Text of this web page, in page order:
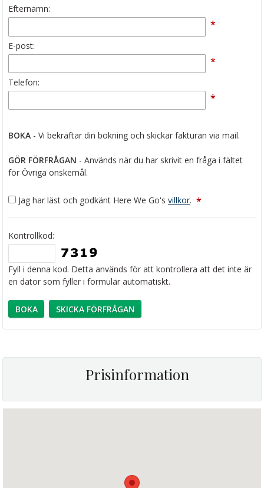
Efternamn:
*
E-post:
*
Telefon:
*
BOKA - Vi bekräftar din bokning och skickar fakturan via mail.
GÖR FÖRFRÅGAN - Används när du har skrivit en fråga i fältet
för Övriga önskemål.
Jag har läst och godkänt Here We Go's villkor. *
Kontrollkod:
Fyll i denna kod. Detta används för att kontrollera att det inte är
en dator som fyller i formulär automatiskt.
Prisinformation